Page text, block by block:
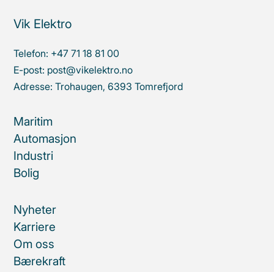
Vik Elektro
Telefon: +47 71 18 81 00
E-post: post@vikelektro.no
Adresse: Trohaugen, 6393 Tomrefjord
Maritim
Automasjon
Industri
Bolig
Nyheter
Karriere
Om oss
Bærekraft